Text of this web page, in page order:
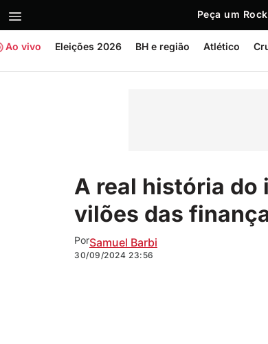
Peça um Rock
Ao vivo Eleições 2026 BH e região Atlético
A real história do
vilões das
PorSamuel Barbi
30/09/2024 23:56